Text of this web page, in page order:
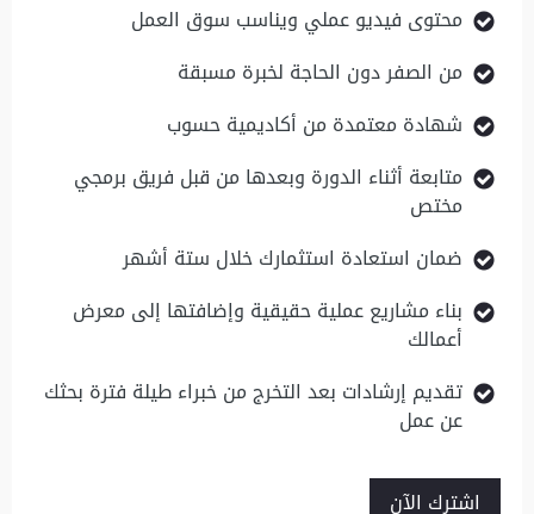
محتوى فيديو عملي ويناسب سوق العمل
من الصفر دون الحاجة لخبرة مسبقة
شهادة معتمدة من أكاديمية حسوب
متابعة أثناء الدورة وبعدها من قبل فريق برمجي
مختص
ضمان استعادة استثمارك خلال ستة أشهر
بناء مشاريع عملية حقيقية وإضافتها إلى معرض
أعمالك
تقديم إرشادات بعد التخرج من خبراء طيلة فترة بحثك
عن عمل
اشترك الآن